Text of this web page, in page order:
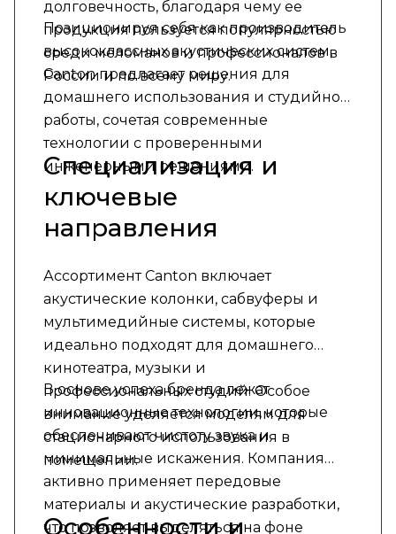
долговечность, благодаря чему ее
продукция пользуется популярностью
среди меломанов и профессионалов в
России и по всему миру.
Позиционируя себя как производитель
высококлассных акустических систем,
Canton предлагает решения для
домашнего использования и студийной
работы, сочетая современные
технологии с проверенными
инженерными решениями.
Специализация и
ключевые
направления
Ассортимент Canton включает
акустические колонки, сабвуферы и
мультимедийные системы, которые
идеально подходят для домашнего
кинотеатра, музыки и
профессиональных студий. Особое
внимание уделяется моделям для
стационарного использования в
помещении.
В основе успеха бренда лежат
инновационные технологии, которые
обеспечивают чистоту звука и
минимальные искажения. Компания
активно применяет передовые
материалы и акустические разработки,
что позволяет выделяться на фоне
Особенности и